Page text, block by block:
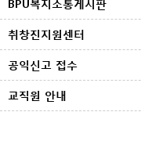
BPU복지소통게시판
취창진지원센터
공익신고 접수
교직원 안내